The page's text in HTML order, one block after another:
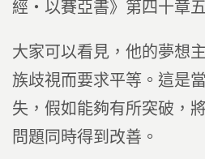
經‧以賽亞書》第四十章五
大家可以看見，他的夢想
族歧視而要求平等。這是
失，假如能夠有所突破，
問題同時得到改善。